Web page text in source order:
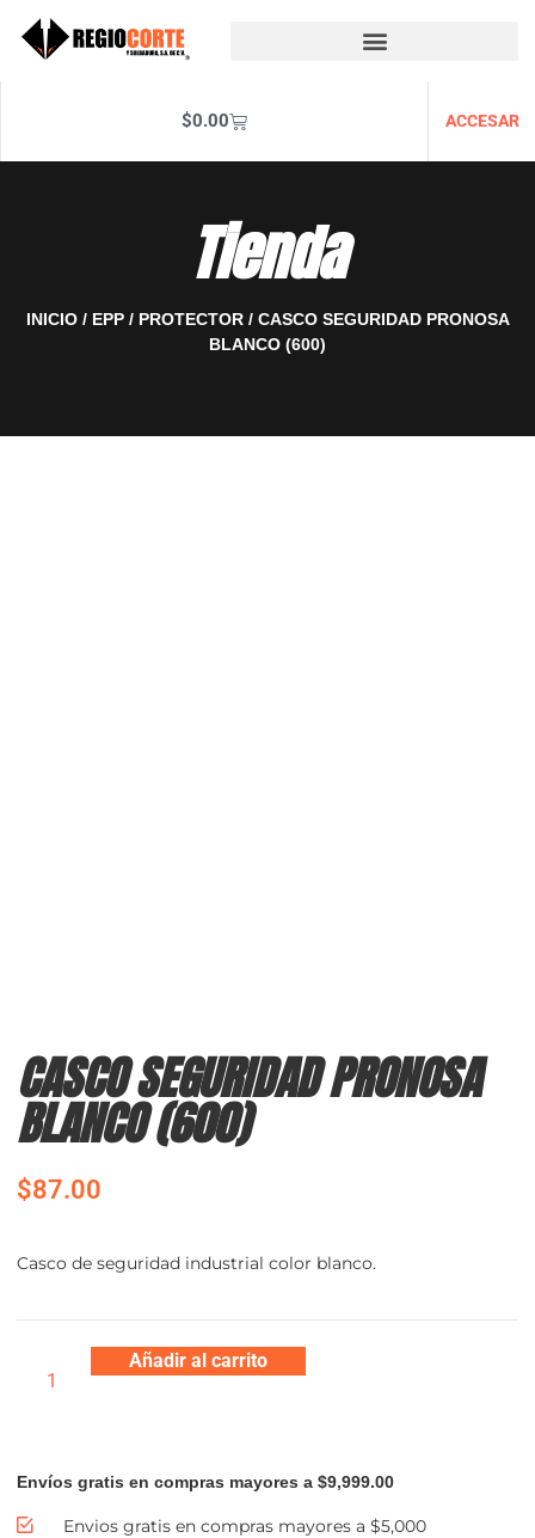
$0.00 ACCESAR
Tienda
INICIO/ EPP/ PROTECTOR/ CASCO SEGURIDAD PRONOSA
BLANCO (600)
CASCO SEGURIDAD PRONOSA
BLANCO (600)
$87.00
Casco de seguridad industrial color blanco.
Añadir al carrito
Envíos gratis en compras mayores a $9,999.00
Envios gratis en compras mayores a $5,000